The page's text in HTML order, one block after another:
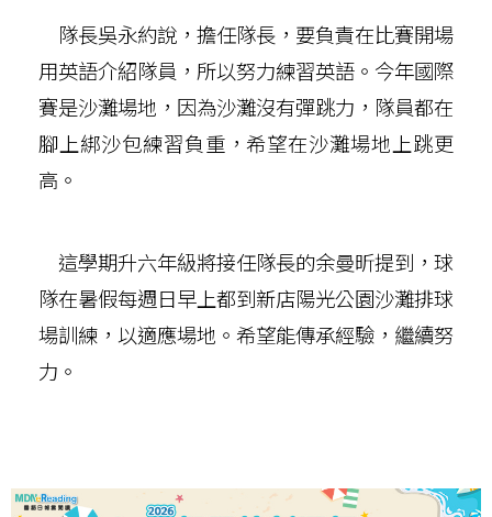
隊長吳永約說，擔任隊長，要負責在比賽開場
用英語介紹隊員，所以努力練習英語。今年國際
賽是沙灘場地，因為沙灘沒有彈跳力，隊員都在
腳上綁沙包練習負重，希望在沙灘場地上跳更
高。
這學期升六年級將接任隊長的余曼昕提到，球
隊在暑假每週日早上都到新店陽光公園沙灘排球
場訓練，以適應場地。希望能傳承經驗，繼續努
力。